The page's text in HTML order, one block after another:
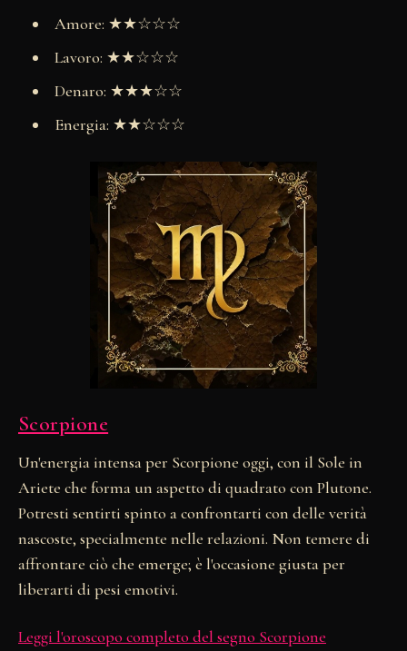
Amore: ★★☆☆☆
Lavoro: ★★☆☆☆
Denaro: ★★★☆☆
Energia: ★★☆☆☆
Scorpione
Un'energia intensa per Scorpione oggi, con il Sole in
Ariete che forma un aspetto di quadrato con Plutone.
Potresti sentirti spinto a confrontarti con delle verità
nascoste, specialmente nelle relazioni. Non temere di
affrontare ciò che emerge; è l'occasione giusta per
liberarti di pesi emotivi.
Leggi l'oroscopo completo del segno Scorpione